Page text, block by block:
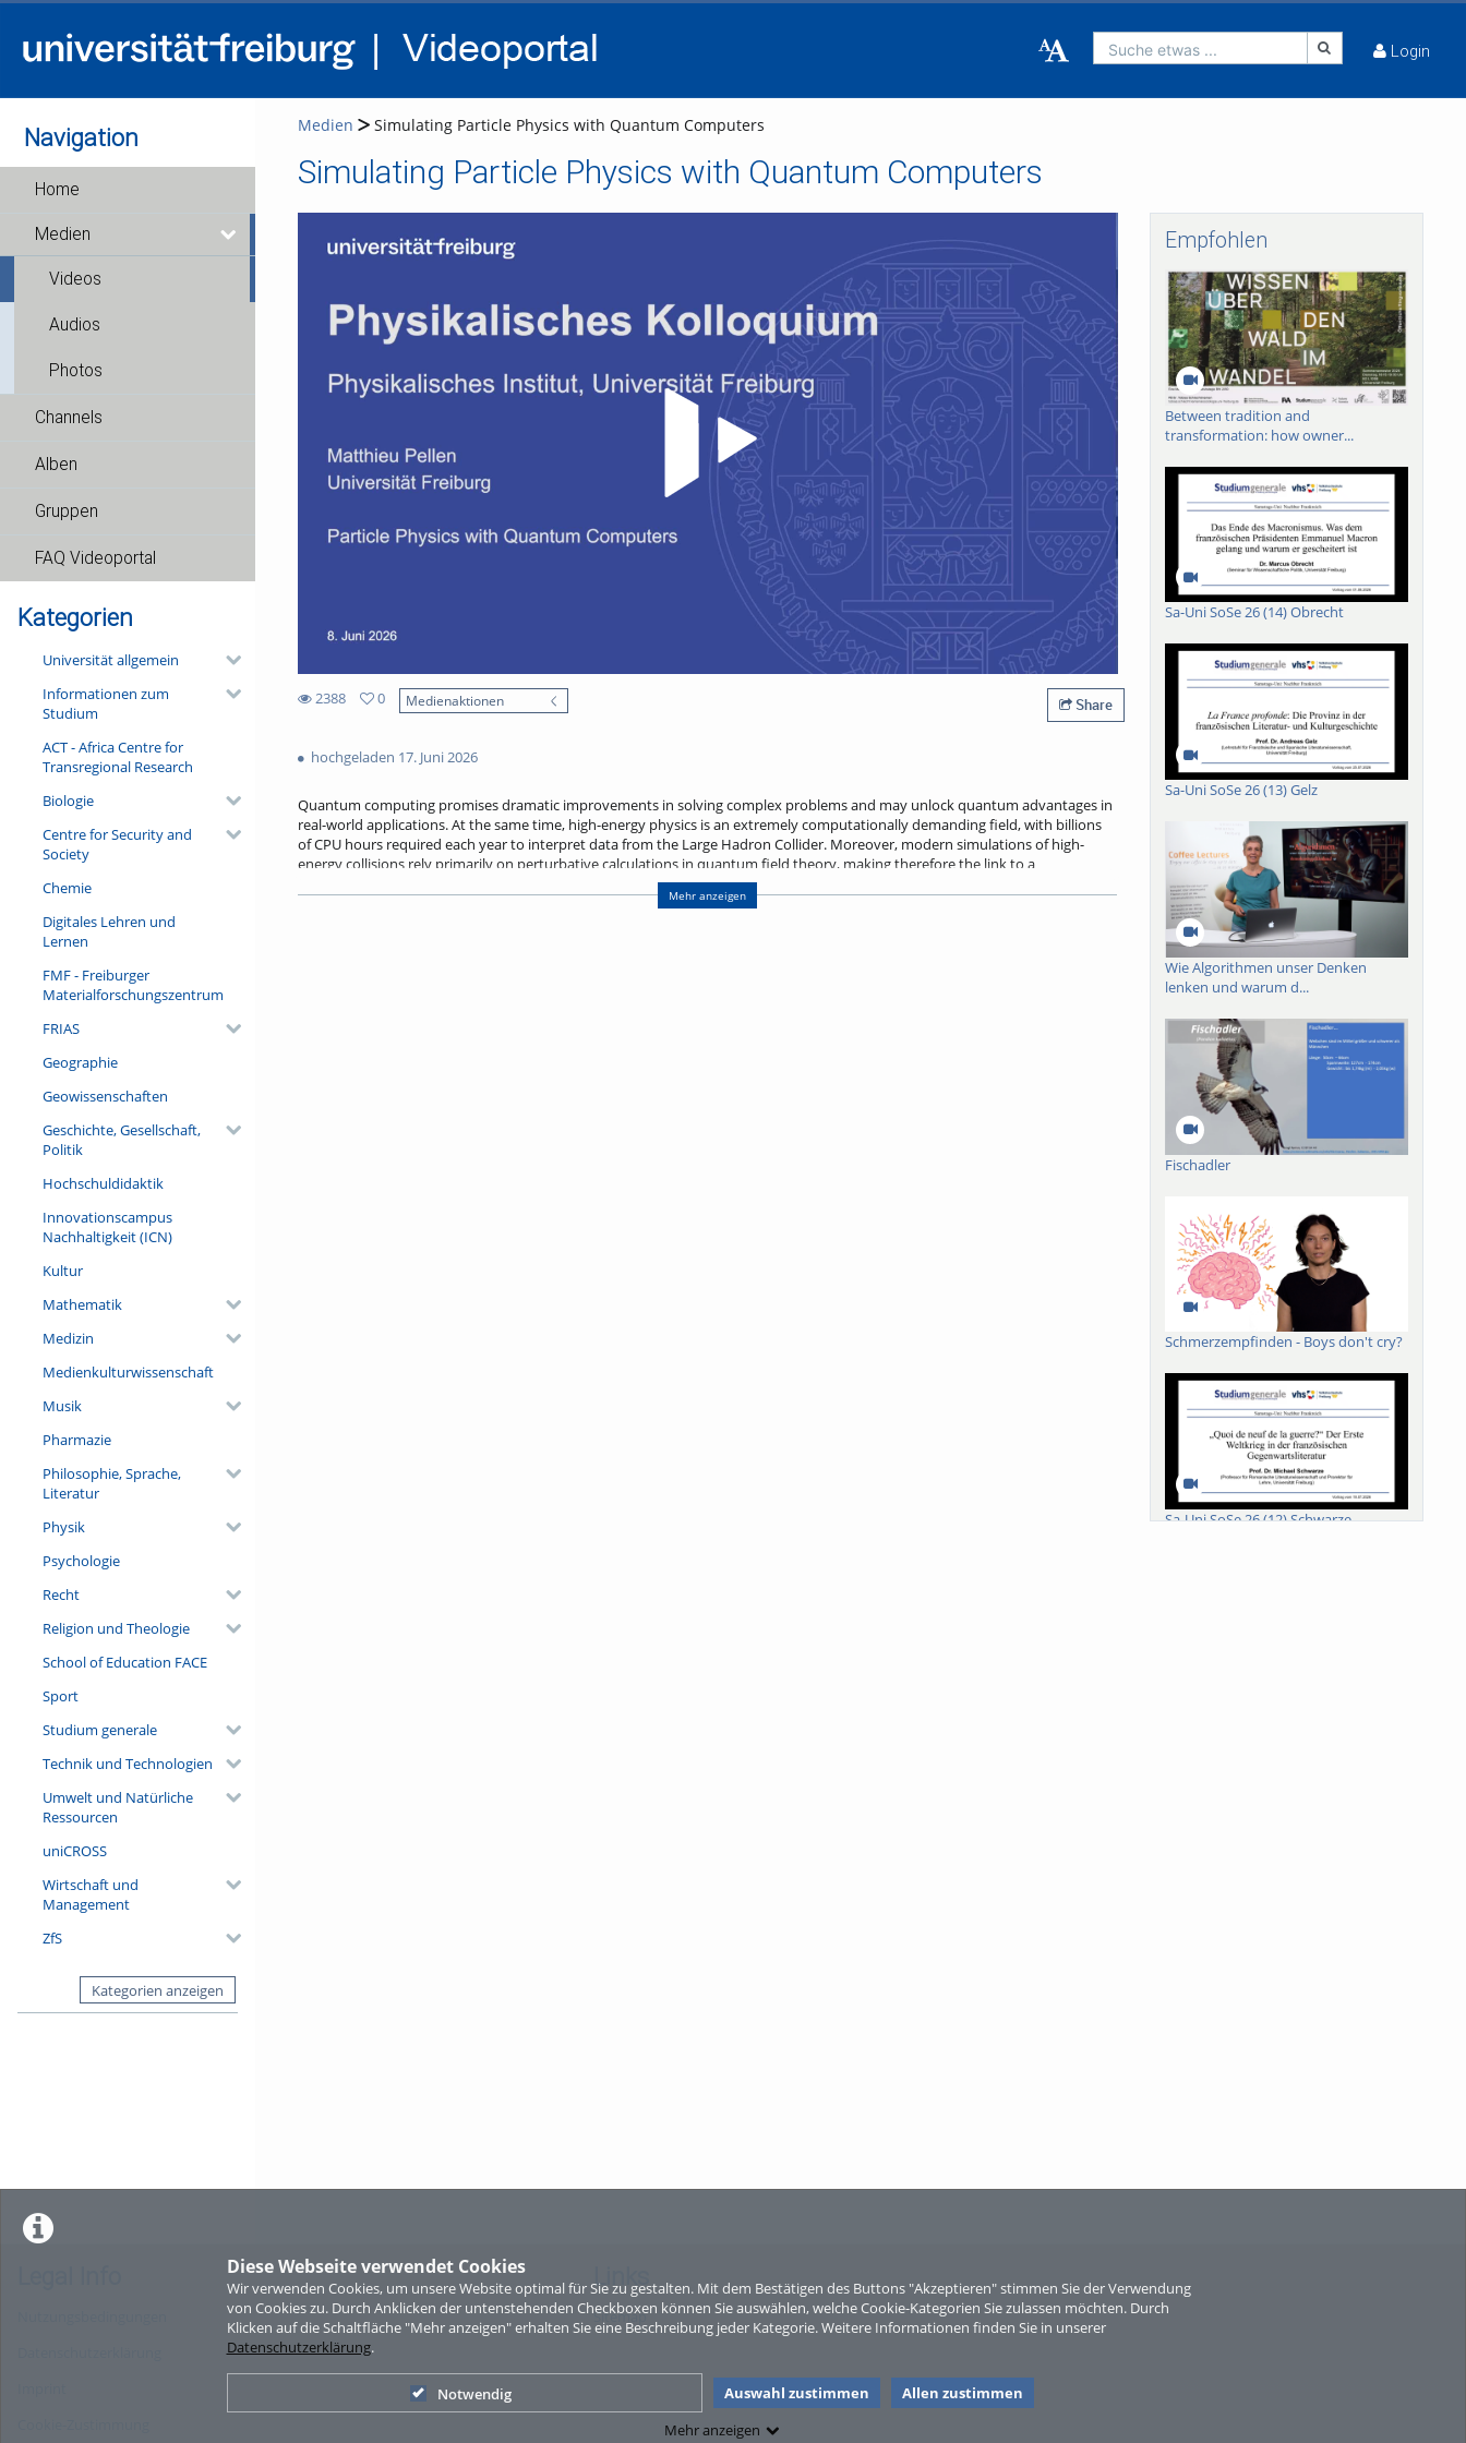
Diese Webseite verwendet Cookies
Wir verwenden Cookies, um unsere Website optimal für Sie zu gestalten. Mit dem Bestätigen des Buttons "Akzeptieren" stimmen Sie der Verwendung
von Cookies zu. Durch Anklicken der untenstehenden Checkboxen können Sie auswählen, welche Cookie-Kategorien Sie zulassen möchten. Durch
Klicken auf die Schaltfläche "Mehr anzeigen" erhalten Sie eine Beschreibung jeder Kategorie. Weitere Informationen finden Sie in unserer
Datenschutzerklärung.
Notwendig Auswahl zustimmen
Allen zustimmen
Mehr anzeigen
Suche etwas ... Login
Navigation
Home
Medien
Videos
Audios
Photos
Channels
Alben
Gruppen
FAQ Videoportal
Kategorien
Universität allgemein
Informationen zum
Studium
ACT - Africa Centre for
Transregional Research
Biologie
Centre for Security and
Society
Chemie
Digitales Lehren und
Lernen
FMF - Freiburger
Materialforschungszentrum
FRIAS
Geographie
Geowissenschaften
Geschichte, Gesellschaft,
Politik
Hochschuldidaktik
Innovationscampus
Nachhaltigkeit (ICN)
Kultur
Mathematik
Medizin
Medienkulturwissenschaft
Musik
Pharmazie
Philosophie, Sprache,
Literatur
Physik
Psychologie
Recht
Religion und Theologie
School of Education FACE
Sport
Studium generale
Technik und Technologien
Umwelt und Natürliche
Ressourcen
uniCROSS
Wirtschaft und
Management
ZfS
Kategorien anzeigen
Medien Simulating Particle Physics with Quantum Computers
Simulating Particle Physics with Quantum Computers
Video abspielen
2388
views
0
Medienaktionen Share
hochgeladen 17. Juni 2026
Quantum computing promises dramatic improvements in solving complex problems and may unlock quantum advantages in
real-world applications. At the same time, high-energy physics is an extremely computationally demanding field, with billions
of CPU hours required each year to interpret data from the Large Hadron Collider. Moreover, modern simulations of high-
energy collisions rely primarily on perturbative calculations in quantum field theory, making therefore the link to a
fundamentally quantum computational framework particularly intriguing. It is therefore natural to ask whether quantum
computing can help overcome some of the current computational bottlenecks in high-energy physics.
Mehr anzeigen
Empfohlen
Between tradition and
transformation: how owner...
Sa-Uni SoSe 26 (14) Obrecht
Sa-Uni SoSe 26 (13) Gelz
Wie Algorithmen unser Denken
lenken und warum d...
Fischadler
Schmerzempfinden - Boys don't cry?
Sa-Uni SoSe 26 (12) Schwarze
Sperber
Links
Sitemap